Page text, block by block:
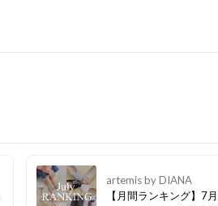
artemis by DIANA
【月間ランキング】7